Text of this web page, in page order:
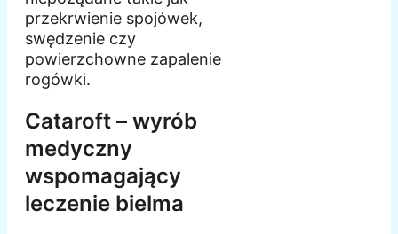
przekrwienie spojówek,
swędzenie czy
powierzchowne zapalenie
rogówki.
Cataroft – wyrób
medyczny
wspomagający
leczenie bielma